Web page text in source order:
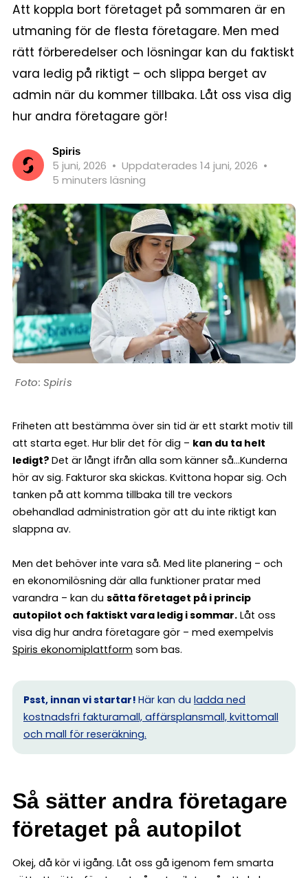
Att koppla bort företaget på sommaren är en
utmaning för de flesta företagare. Men med
rätt förberedelser och lösningar kan du faktiskt
vara ledig på riktigt – och slippa berget av
admin när du kommer tillbaka. Låt oss visa dig
hur andra företagare gör!
Spiris
5 juni, 2026 • Uppdaterades 14 juni, 2026 •
5 minuters läsning
Spiris
Friheten att bestämma över sin tid är ett starkt motiv till
att starta eget. Hur blir det för dig – kan du ta helt
ledigt? Det är långt ifrån alla som känner så…Kunderna
hör av sig. Fakturor ska skickas. Kvittona hopar sig. Och
tanken på att komma tillbaka till tre veckors
obehandlad administration gör att du inte riktigt kan
slappna av.
Men det behöver inte vara så. Med lite planering – och
en ekonomilösning där alla funktioner pratar med
varandra – kan du sätta företaget på i princip
autopilot och faktiskt vara ledig i sommar. Låt oss
visa dig hur andra företagare gör – med exempelvis
Spiris ekonomiplattform som bas.
Psst, innan vi startar! Här kan du ladda ned
kostnadsfri fakturamall, affärsplansmall, kvittomall
och mall för reseräkning.
Så sätter andra företagare
företaget på autopilot
Okej, då kör vi igång. Låt oss gå igenom fem smarta